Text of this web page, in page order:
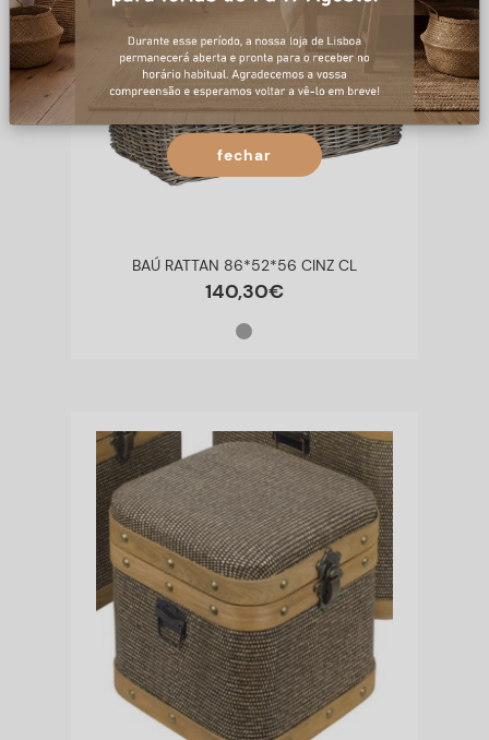
BAÚ RATTAN 86*52*56 CINZ CL
140,30€
fechar